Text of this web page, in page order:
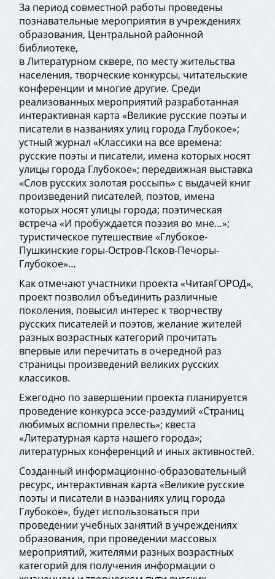
За период совместной работы проведены
познавательные мероприятия в учреждениях
образования, Центральной районной
библиотеке,
в Литературном сквере, по месту жительства
населения, творческие конкурсы, читательские
конференции и многие другие. Среди
реализованных мероприятий разработанная
интерактивная карта «Великие русские поэты и
писатели в названиях улиц города Глубокое»;
устный журнал «Классики на все времена:
русские поэты и писатели, имена которых носят
улицы города Глубокое»; передвижная выставка
«Слов русских золотая россыпь» с выдачей книг
произведений писателей, поэтов, имена
которых носят улицы города; поэтическая
встреча «И пробуждается поэзия во мне…»;
туристическое путешествие «Глубокое-
Пушкинские горы-Остров-Псков-Печоры-
Глубокое»…
Как отмечают участники проекта «ЧитаяГОРОД»,
проект позволил объединить различные
поколения, повысил интерес к творчеству
русских писателей и поэтов, желание жителей
разных возрастных категорий прочитать
впервые или перечитать в очередной раз
страницы произведений великих русских
классиков.
Ежегодно по завершении проекта планируется
проведение конкурса эссе-раздумий «Страниц
любимых вспомни прелесть»; квеста
«Литературная карта нашего города»;
литературных конференций и иных активностей.
Созданный информационно-образовательный
ресурс, интерактивная карта «Великие русские
поэты и писатели в названиях улиц города
Глубокое», будет использоваться при
проведении учебных занятий в учреждениях
образования, при проведении массовых
мероприятий, жителями разных возрастных
категорий для получения информации о